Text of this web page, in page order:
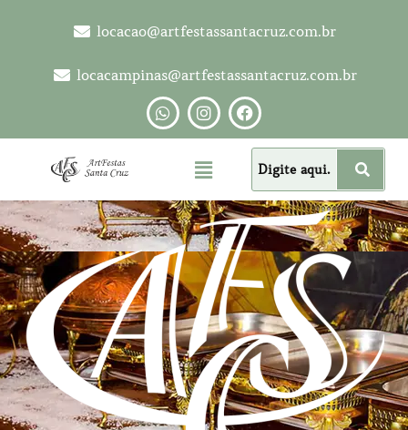
locacao@artfestassantacruz.com.br
locacampinas@artfestassantacruz.com.br